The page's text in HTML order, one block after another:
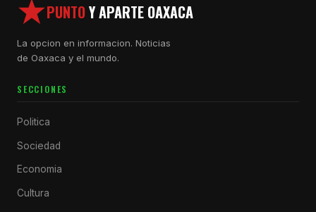
PUNTOY APARTE OAXACA
La opcion en informacion. Noticias
de Oaxaca y el mundo.
SECCIONES
Politica
Sociedad
Economia
Cultura